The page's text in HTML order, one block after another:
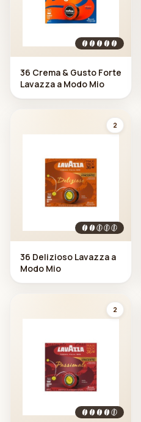
36 Crema & Gusto Forte
Lavazza a Modo Mio
2
36 Delizioso Lavazza a
Modo Mio
2